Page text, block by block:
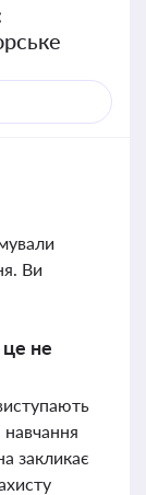
Ви
не
навчання
закликає